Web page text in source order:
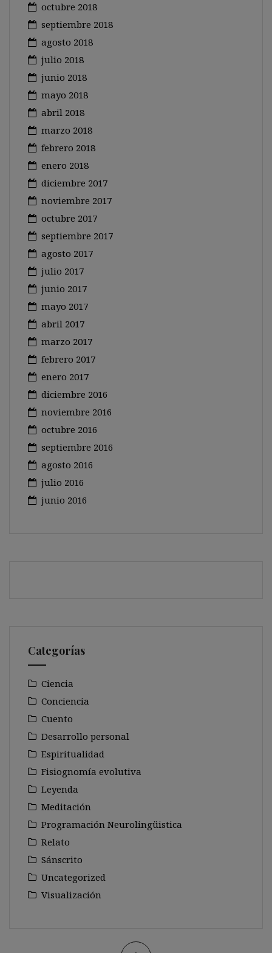
octubre 2018
septiembre 2018
agosto 2018
julio 2018
junio 2018
mayo 2018
abril 2018
marzo 2018
febrero 2018
enero 2018
diciembre 2017
noviembre 2017
octubre 2017
septiembre 2017
agosto 2017
julio 2017
junio 2017
mayo 2017
abril 2017
marzo 2017
febrero 2017
enero 2017
diciembre 2016
noviembre 2016
octubre 2016
septiembre 2016
agosto 2016
julio 2016
junio 2016
Categorías
Ciencia
Conciencia
Cuento
Desarrollo personal
Espiritualidad
Fisiognomía evolutiva
Leyenda
Meditación
Programación Neurolingüistica
Relato
Sánscrito
Uncategorized
Visualización